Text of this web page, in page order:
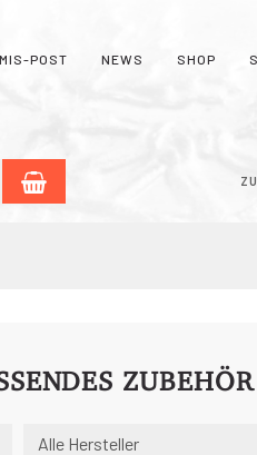
POST NEWS SHOP
WARENKORB
ZUBEHÖR
Alle Hersteller